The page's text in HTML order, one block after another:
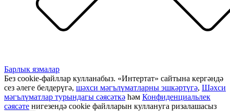
Барлык язмалар
Без cookie-файллар кулланабыз. «Интертат» сайтына кергәндә
сез әлеге белдерүгә, шәхси мәгълүматларны эшкәртүгә, Шәхси
мәгълүматлар турындагы сәясәткә һәм Конфиденциальлек
сәясәте нигезендә cookie файлларын куллануга ризалашасыз